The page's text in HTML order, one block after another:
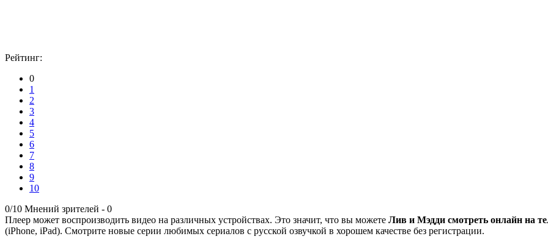
Рейтинг:
0
1
2
3
4
5
6
7
8
9
10
0/10 Мнений зрителей - 0
Плеер может воспроизводить видео на различных устройствах. Это значит, что вы можете Лив и Мэдди смотреть онлайн на
(iPhone, iPad). Смотрите новые серии любимых сериалов с русской озвучкой в хорошем качестве без регистрации.